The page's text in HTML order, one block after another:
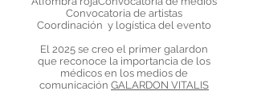
Convocatoria de artistas
Coordinación y logística del evento
El 2025 se creo el primer galardon
que reconoce la importancia de los
médicos en los medios de
comunicación GALARDON VITALIS